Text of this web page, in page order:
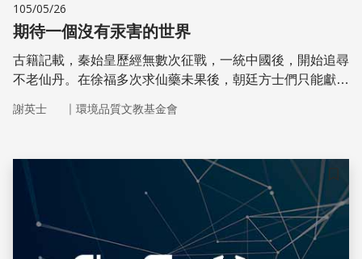
105/05/26
期待一個沒有汞害的世界
古籍記載，秦始皇歷經無數次征戰，一統中國後，開始追尋
不老仙丹。在徐福多次求仙藥未果後，朝廷方士們只能獻上
信服。至於此「丹藥」的成分為何? 據說包含諸多重金屬，
硫化汞
謝英士 ｜ 環境品質文教基金會
儲存